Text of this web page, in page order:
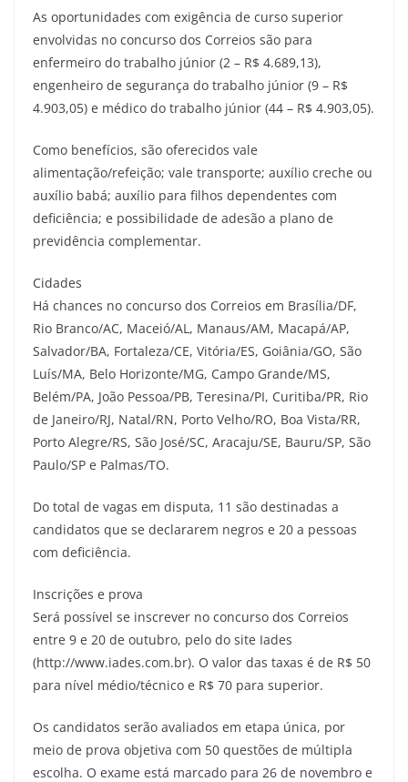
As oportunidades com exigência de curso superior
envolvidas no concurso dos Correios são para
enfermeiro do trabalho júnior (2 – R$ 4.689,13),
engenheiro de segurança do trabalho júnior (9 – R$
4.903,05) e médico do trabalho júnior (44 – R$ 4.903,05).
Como benefícios, são oferecidos vale
alimentação/refeição; vale transporte; auxílio creche ou
auxílio babá; auxílio para filhos dependentes com
deficiência; e possibilidade de adesão a plano de
previdência complementar.
Cidades
Há chances no concurso dos Correios em Brasília/DF,
Rio Branco/AC, Maceió/AL, Manaus/AM, Macapá/AP,
Salvador/BA, Fortaleza/CE, Vitória/ES, Goiânia/GO, São
Luís/MA, Belo Horizonte/MG, Campo Grande/MS,
Belém/PA, João Pessoa/PB, Teresina/PI, Curitiba/PR, Rio
de Janeiro/RJ, Natal/RN, Porto Velho/RO, Boa Vista/RR,
Porto Alegre/RS, São José/SC, Aracaju/SE, Bauru/SP, São
Paulo/SP e Palmas/TO.
Do total de vagas em disputa, 11 são destinadas a
candidatos que se declararem negros e 20 a pessoas
com deficiência.
Inscrições e prova
Será possível se inscrever no concurso dos Correios
entre 9 e 20 de outubro, pelo do site Iades
(http://www.iades.com.br). O valor das taxas é de R$ 50
para nível médio/técnico e R$ 70 para superior.
Os candidatos serão avaliados em etapa única, por
meio de prova objetiva com 50 questões de múltipla
escolha. O exame está marcado para 26 de novembro e